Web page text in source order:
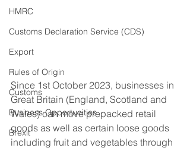
HMRC
Customs Declaration Service (CDS)
Export
Rules of Origin
Customs
Business Opportunities
Brexit
Since 1st October 2023, businesses in
Great Britain (England, Scotland and
Wales) can move prepacked retail
goods as well as certain loose goods
including fruit and vegetables through